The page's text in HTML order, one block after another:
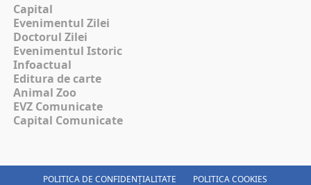
Capital
Evenimentul Zilei
Doctorul Zilei
Evenimentul Istoric
Infoactual
Editura de carte
Animal Zoo
EVZ Comunicate
Capital Comunicate
POLITICA DE CONFIDENȚIALITATE POLITICA COOKIES